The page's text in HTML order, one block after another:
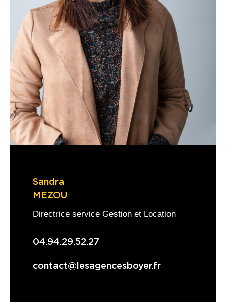
Sandra
MEZOU
Directrice service Gestion et Location
04.94.29.52.27
contact@lesagencesboyer.fr